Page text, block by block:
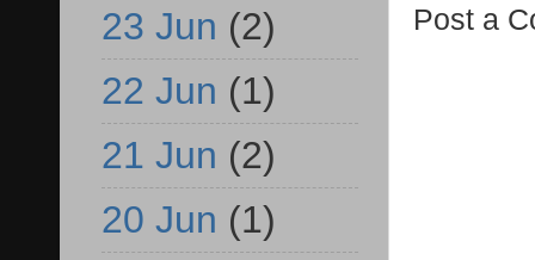
Post a
23 Jun (2)
22 Jun (1)
21 Jun (2)
20 Jun (1)